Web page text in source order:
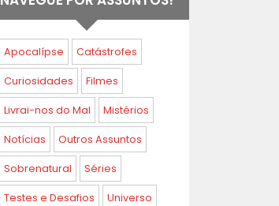
Apocalípse Catástrofes
Curiosidades Filmes
Livrai-nos do Mal Mistérios
Notícias Outros Assuntos
Sobrenatural Séries
Testes e Desafios Universo